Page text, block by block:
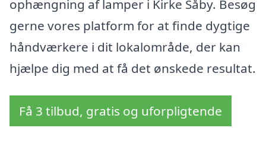
ophængning af lamper i Kirke Såby. Besøg
gerne vores platform for at finde dygtige
håndværkere i dit lokalområde, der kan
hjælpe dig med at få det ønskede resultat.
Få 3 tilbud, gratis og uforpligtende